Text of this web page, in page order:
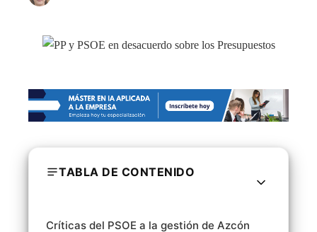
TABLA DE CONTENIDO
Críticas del PSOE a la gestión de Azcón